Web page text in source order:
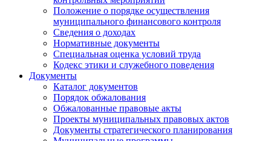
Положение о порядке осуществления
муниципального финансового контроля
Сведения о доходах
Нормативные документы
Специальная оценка условий труда
Кодекс этики и служебного поведения
Документы
Каталог документов
Порядок обжалования
Обжалованные правовые акты
Проекты муниципальных правовых актов
Документы стратегического планирования